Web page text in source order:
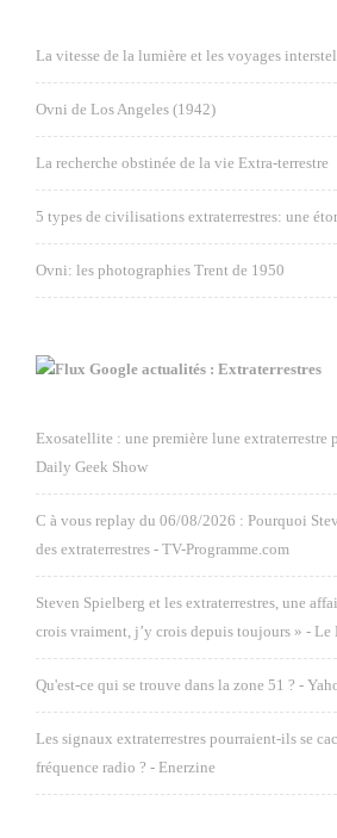
La vitesse de la lumière et les voyages
Ovni de Los Angeles (1942)
La recherche obstinée de la vie Extra-terrestre
5 types de civilisations extraterrestres: une
Ovni: les photographies Trent de 1950
Google actualités : Extraterrestres
Exosatellite : une première lune extraterrestre
Daily Geek Show
C à vous replay du 06/08/2026 : Pourquoi
des extraterrestres - TV-Programme.com
Steven Spielberg et les extraterrestres, une
crois vraiment, j’y crois depuis toujours » - Le
Qu'est-ce qui se trouve dans la zone 51 ? -
Les signaux extraterrestres pourraient-ils se
fréquence radio ? - Enerzine